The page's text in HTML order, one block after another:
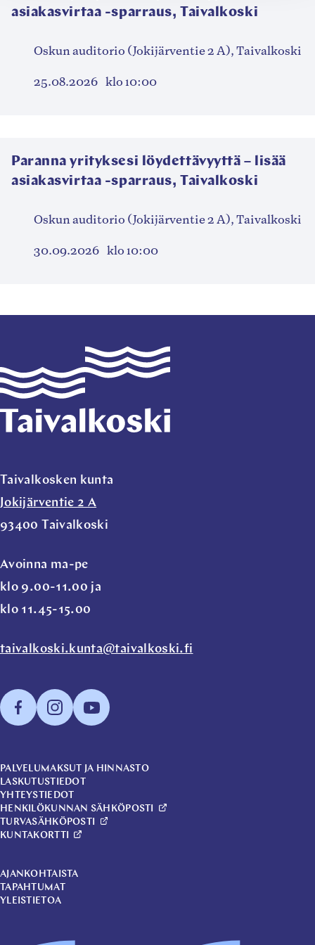
asiakasvirtaa -sparraus, Taivalkoski
Oskun auditorio (Jokijärventie 2 A), Taivalkoski
25.08.2026 klo 10:00
Paranna yrityksesi löydettävyyttä – lisää
asiakasvirtaa -sparraus, Taivalkoski
Oskun auditorio (Jokijärventie 2 A), Taivalkoski
30.09.2026 klo 10:00
Taivalkosken kunta
Jokijärventie 2 A
93400 Taivalkoski
Avoinna ma-pe
klo 9.00-11.00 ja
klo 11.45-15.00
taivalkoski.kunta@taivalkoski.fi
PALVELUMAKSUT JA HINNASTO
LASKUTUSTIEDOT
YHTEYSTIEDOT
HENKILÖKUNNAN SÄHKÖPOSTI
TURVASÄHKÖPOSTI
KUNTAKORTTI
AJANKOHTAISTA
TAPAHTUMAT
YLEISTIETOA